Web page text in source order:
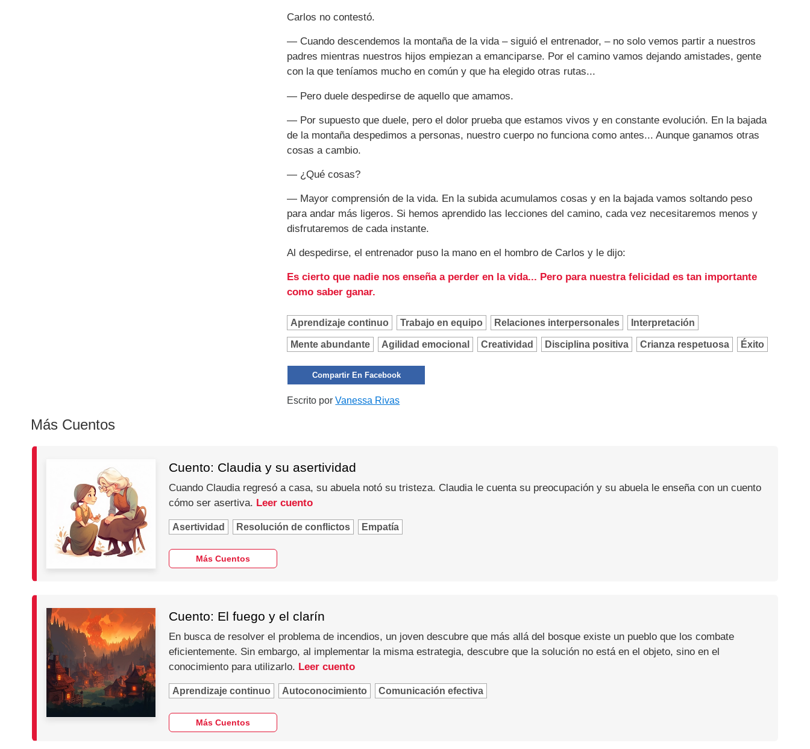
Carlos no contestó.
— Cuando descendemos la montaña de la vida – siguió el entrenador, – no solo vemos partir a nuestros
padres mientras nuestros hijos empiezan a emanciparse. Por el camino vamos dejando amistades, gente
con la que teníamos mucho en común y que ha elegido otras rutas...
— Pero duele despedirse de aquello que amamos.
— Por supuesto que duele, pero el dolor prueba que estamos vivos y en constante evolución. En la bajada
de la montaña despedimos a personas, nuestro cuerpo no funciona como antes... Aunque ganamos otras
cosas a cambio.
— ¿Qué cosas?
— Mayor comprensión de la vida. En la subida acumulamos cosas y en la bajada vamos soltando peso
para andar más ligeros. Si hemos aprendido las lecciones del camino, cada vez necesitaremos menos y
disfrutaremos de cada instante.
Al despedirse, el entrenador puso la mano en el hombro de Carlos y le dijo:
Es cierto que nadie nos enseña a perder en la vida... Pero para nuestra felicidad es tan importante
como saber ganar.
Aprendizaje continuo Trabajo en equipo Relaciones interpersonales Interpretación
Mente abundante Agilidad emocional Creatividad Disciplina positiva Crianza respetuosa Éxito
Compartir En Facebook
Escrito porVanessa Rivas
Más Cuentos
Cuento: Claudia y su asertividad
Cuando Claudia regresó a casa, su abuela notó su tristeza. Claudia le cuenta su preocupación y su abuela le enseña con un cuento
cómo ser asertiva. Leer cuento
Asertividad Resolución de conflictos Empatía
Más Cuentos
Cuento: El fuego y el clarín
En busca de resolver el problema de incendios, un joven descubre que más allá del bosque existe un pueblo que los combate
eficientemente. Sin embargo, al implementar la misma estrategia, descubre que la solución no está en el objeto, sino en el
conocimiento para utilizarlo. Leer cuento
Aprendizaje continuo Autoconocimiento Comunicación efectiva
Más Cuentos